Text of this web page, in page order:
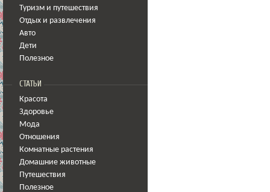
Туризм и путешествия
Отдых и развлечения
Авто
Дети
Полезное
СТАТЬИ
Красота
Здоровье
Мода
Отношения
Комнатные растения
Домашние животные
Путешествия
Полезное